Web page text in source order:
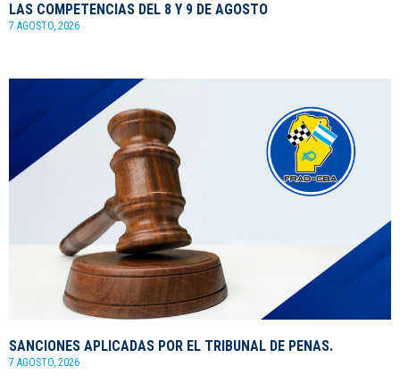
LAS COMPETENCIAS DEL 8 Y 9 DE AGOSTO
7 AGOSTO, 2026
SANCIONES APLICADAS POR EL TRIBUNAL DE PENAS.
7 AGOSTO, 2026